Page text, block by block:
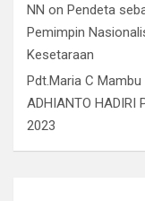
NN on Pendeta
Pemimpin
Kesetaraan
Pdt.Maria C Mambu
ADHIANTO HADIRI
2023